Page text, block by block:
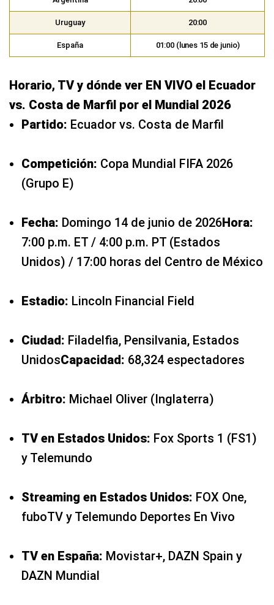
Uruguay 20:00
España 01:00 (lunes 15 de junio)
Horario, TV y dónde ver EN VIVO el Ecuador
vs. Costa de Marfil por el Mundial 2026
Partido: Ecuador vs. Costa de Marfil
Competición: Copa Mundial FIFA 2026
(Grupo E)
Fecha: Domingo 14 de junio de 2026Hora:
7:00 p.m. ET / 4:00 p.m. PT (Estados
Unidos) / 17:00 horas del Centro de México
Estadio: Lincoln Financial Field
Ciudad: Filadelfia, Pensilvania, Estados
UnidosCapacidad: 68,324 espectadores
Árbitro: Michael Oliver (Inglaterra)
TV en Estados Unidos: Fox Sports 1 (FS1)
y Telemundo
Streaming en Estados Unidos: FOX One,
fuboTV y Telemundo Deportes En Vivo
TV en España: Movistar+, DAZN Spain y
DAZN Mundial